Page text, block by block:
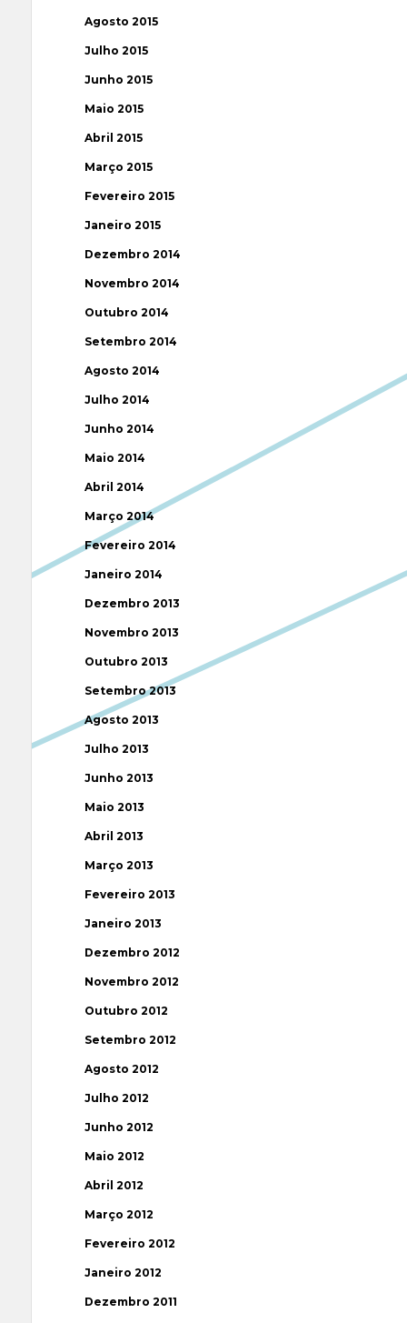
Agosto 2015
Julho 2015
Junho 2015
Maio 2015
Abril 2015
Março 2015
Fevereiro 2015
Janeiro 2015
Dezembro 2014
Novembro 2014
Outubro 2014
Setembro 2014
Agosto 2014
Julho 2014
Junho 2014
Maio 2014
Abril 2014
Março 2014
Fevereiro 2014
Janeiro 2014
Dezembro 2013
Novembro 2013
Outubro 2013
Setembro 2013
Agosto 2013
Julho 2013
Junho 2013
Maio 2013
Abril 2013
Março 2013
Fevereiro 2013
Janeiro 2013
Dezembro 2012
Novembro 2012
Outubro 2012
Setembro 2012
Agosto 2012
Julho 2012
Junho 2012
Maio 2012
Abril 2012
Março 2012
Fevereiro 2012
Janeiro 2012
Dezembro 2011